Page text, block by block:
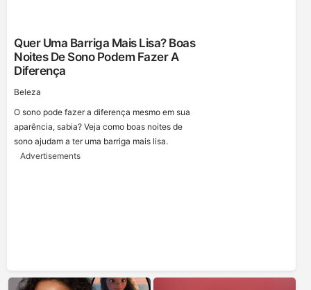
Quer Uma Barriga Mais Lisa? Boas
Noites De Sono Podem Fazer A
Diferença
Beleza
O sono pode fazer a diferença mesmo em sua
aparência, sabia? Veja como boas noites de
sono ajudam a ter uma barriga mais lisa.
Advertisements